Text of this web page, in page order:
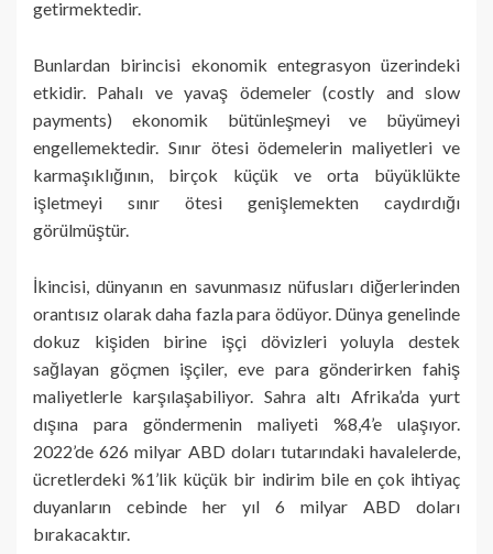
getirmektedir.
Bunlardan birincisi ekonomik entegrasyon üzerindeki
etkidir. Pahalı ve yavaş ödemeler (costly and slow
payments) ekonomik bütünleşmeyi ve büyümeyi
engellemektedir. Sınır ötesi ödemelerin maliyetleri ve
karmaşıklığının, birçok küçük ve orta büyüklükte
işletmeyi sınır ötesi genişlemekten caydırdığı
görülmüştür.
İkincisi, dünyanın en savunmasız nüfusları diğerlerinden
orantısız olarak daha fazla para ödüyor. Dünya genelinde
dokuz kişiden birine işçi dövizleri yoluyla destek
sağlayan göçmen işçiler, eve para gönderirken fahiş
maliyetlerle karşılaşabiliyor. Sahra altı Afrika’da yurt
dışına para göndermenin maliyeti %8,4’e ulaşıyor.
2022’de 626 milyar ABD doları tutarındaki havalelerde,
ücretlerdeki %1’lik küçük bir indirim bile en çok ihtiyaç
duyanların cebinde her yıl 6 milyar ABD doları
bırakacaktır.